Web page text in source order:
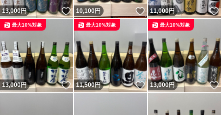
13,000円 いいね！
10,100円 いいね！
11,000円
13,000円 いいね！
最大10%対象
11,500円 いいね！
最大10%対象
13,000円
最大10%対象